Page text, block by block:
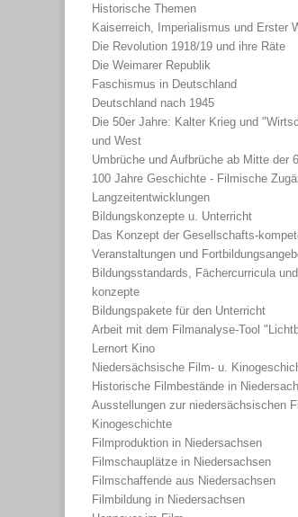
Historische Themen
Kaiserreich, Imperialismus und Erster
Die Revolution 1918/19 und ihre Räte
Die Weimarer Republik
Faschismus in Deutschland
Deutschland nach 1945
Die 50er Jahre: Kalter Krieg und
und West
Umbrüche und Aufbrüche ab Mitte der
100 Jahre Geschichte - Filmische
Langzeitentwicklungen
Bildungskonzepte u. Unterricht
Das Konzept der Gesellschafts-
Veranstaltungen und
Bildungsstandards, Fächercurricula
konzepte
Bildungspakete für den Unterricht
Arbeit mit dem Filmanalyse-Tool
Lernort Kino
Niedersächsische Film- u.
Historische Filmbestände in
Ausstellungen zur niedersächsischen
Kinogeschichte
Filmproduktion in Niedersachsen
Filmschauplätze in Niedersachsen
Filmschaffende aus Niedersachsen
Filmbildung in Niedersachsen